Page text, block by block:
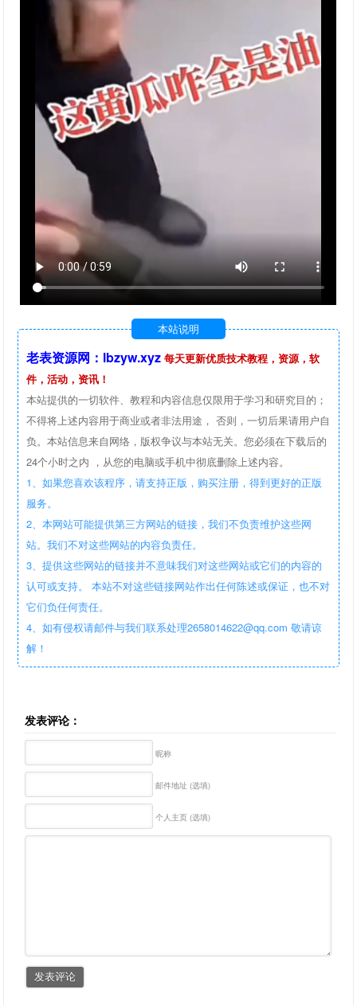
本站说明
老表资源网：lbzyw.xyz 每天更新优质技术教程，资源，软
件，活动，资讯！
本站提供的一切软件、教程和内容信息仅限用于学习和研究目的；
不得将上述内容用于商业或者非法用途， 否则，一切后果请用户自
负。本站信息来自网络，版权争议与本站无关。您必须在下载后的
24个小时之内 ，从您的电脑或手机中彻底删除上述内容。
1、如果您喜欢该程序，请支持正版，购买注册，得到更好的正版
服务。
2、本网站可能提供第三方网站的链接，我们不负责维护这些网
站。我们不对这些网站的内容负责任。
3、提供这些网站的链接并不意味我们对这些网站或它们的内容的
认可或支持。 本站不对这些链接网站作出任何陈述或保证，也不对
它们负任何责任。
4、如有侵权请邮件与我们联系处理2658014622@qq.com 敬请谅
解！
发表评论：
昵称
邮件地址 (选填)
个人主页 (选填)